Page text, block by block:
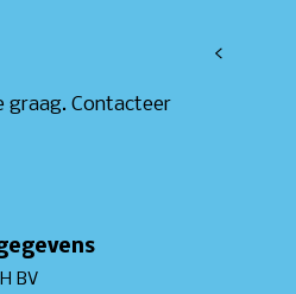
graag. Contacteer
<
BV